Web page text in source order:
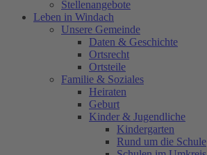
Stellenangebote
Leben in Windach
Unsere Gemeinde
Daten & Geschichte
Ortsrecht
Ortsteile
Familie & Soziales
Heiraten
Geburt
Kinder & Jugendliche
Kindergarten
Rund um die Schule